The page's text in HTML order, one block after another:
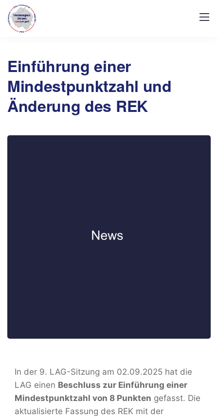
Einführung einer
Mindestpunktzahl und
Änderung des REK
In der 9. LAG-Sitzung am 02.09.2025 hat die
LAG einen Beschluss zur Einführung einer
Mindestpunktzahl von 8 Punkten gefasst. Die
aktualisierte Fassung des REK mit der